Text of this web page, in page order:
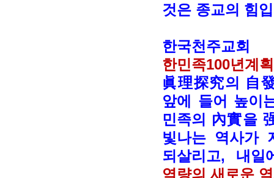
것은 종교의 힘
한국천주
한민족100년계
眞理探究의 自
앞에 들어 높이
민족의 內實을
빛나는 역사가
되살리고, 내
역량의 새로운